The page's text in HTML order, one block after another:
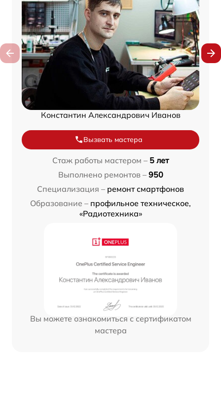
Константин Александрович Иванов
Вызвать мастера
Стаж работы мастером – 5 лет
Выполнено ремонтов – 950
Специализация – ремонт смартфонов
Образование – профильное техническое,
«Радиотехника»
Вы можете ознакомиться с сертификатом
мастера